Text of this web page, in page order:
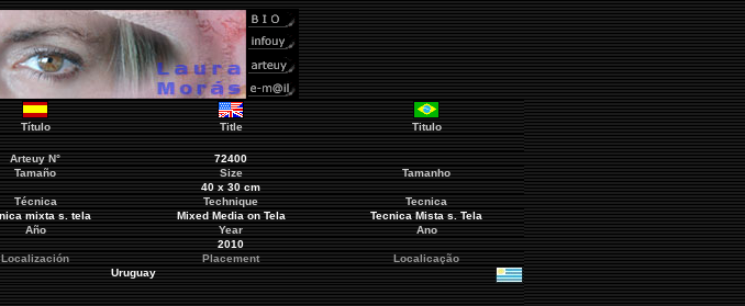
Título Title Titulo
ArteuyN°
72400
Tamaño
Size
Tamanho
40 x 30 cm
Técnica
Technique
Tecnica
mixta s. tela
Mixed Media on Tela
Tecnica Mista s. Tela
Año
Year
Ano
2010
Localización
Placement
Localicação
Uruguay